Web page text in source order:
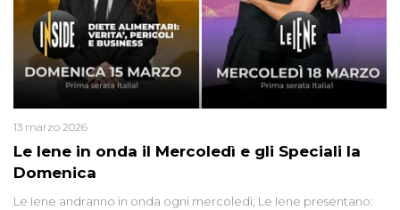
Le Iene in onda il Mercoledì e gli Speciali la
Domenica
13 marzo 2026
Le Iene andranno in onda ogni mercoledì; Le Iene presentano: